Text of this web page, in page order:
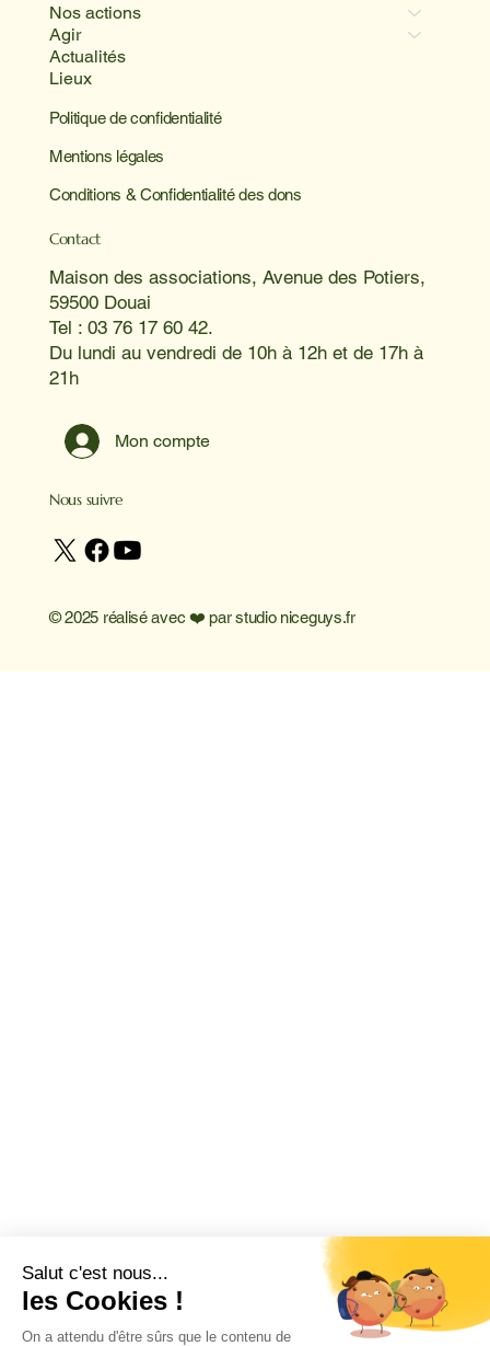
Nos actions
Agir
Actualités
Lieux
Politique de confidentialité
Mentions légales
Conditions & Confidentialité des dons
Contact
Maison des associations, Avenue des Potiers,
59500 Douai
Tel : 03 76 17 60 42.
Du lundi au vendredi de 10h à 12h et de 17h à
21h
Mon compte
Nous suivre
© 2025 réalisé avec ❤️ parstudio niceguys.fr